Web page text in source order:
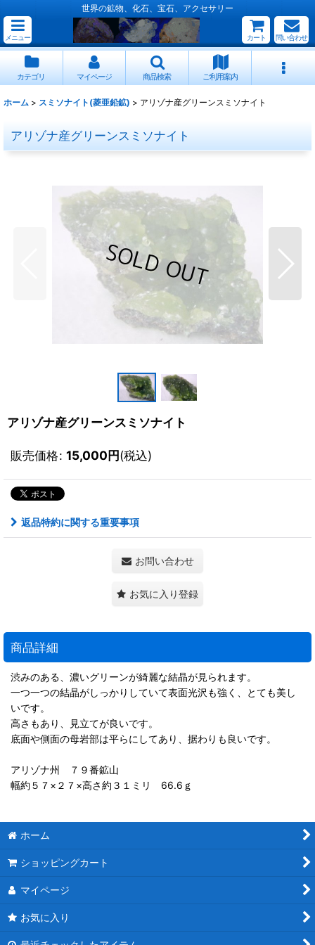
世界の鉱物、化石、宝石、アクセサリー
メニュー カート 問い合わせ
カテゴリ マイページ 商品検索 ご利用案内
ホーム > スミソナイト(菱亜鉛鉱) > アリゾナ産グリーンスミソナイト
アリゾナ産グリーンスミソナイト
アリゾナ産グリーンスミソナイト
販売価格: 15,000円(税込)
返品特約に関する重要事項
お問い合わせ
お気に入り登録
商品詳細
渋みのある、濃いグリーンが綺麗な結晶が見られます。
一つ一つの結晶がしっかりしていて表面光沢も強く、とても美し
いです。
高さもあり、見立てが良いです。
底面や側面の母岩部は平らにしてあり、据わりも良いです。
アリゾナ州 ７９番鉱山
幅約５７×２７×高さ約３１ミリ 66.6ｇ
ホーム
ショッピングカート
マイページ
お気に入り